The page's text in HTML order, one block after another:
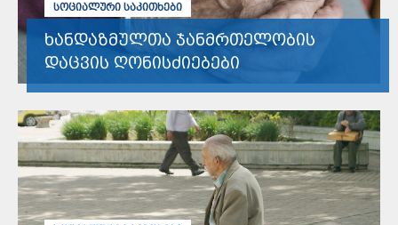
ᲡᲝᲪᲘᲐᲚᲣᲠᲘ ᲡᲐᲙᲘᲗᲮᲔᲑᲘ
ხანდაზმულთა ჯანმრთელობის
დაცვის ღონისძიებები